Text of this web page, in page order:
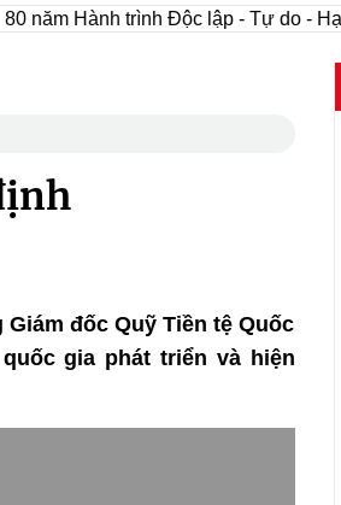
Hành trình Độc lập - Tự do - Hạnh
đốc Quỹ Tiền tệ Quốc
gia phát triển và hiện